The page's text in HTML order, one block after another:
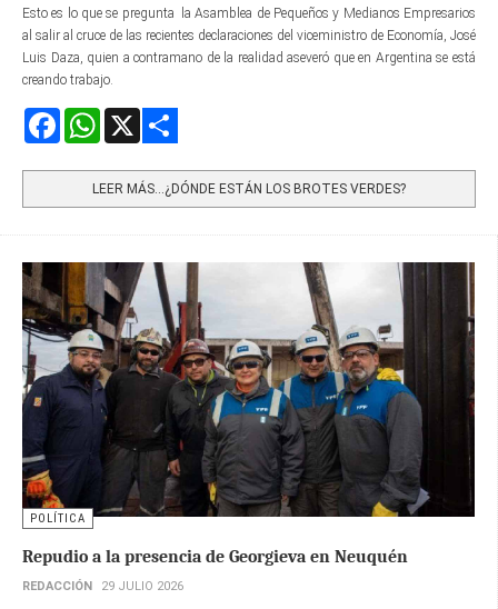
Esto es lo que se pregunta la Asamblea de Pequeños y Medianos Empresarios
al salir al cruce de las recientes declaraciones del viceministro de Economía, José
Luis Daza, quien a contramano de la realidad aseveró que en Argentina se está
creando trabajo.
FacebookWhatsApp
LEER MÁS…¿DÓNDE ESTÁN LOS BROTES VERDES?
POLÍTICA
Repudio a la presencia de Georgieva en Neuquén
REDACCIÓN 29 JULIO 2026